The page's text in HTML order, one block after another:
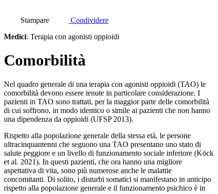
Stampare
Condividere
Medici: Terapia con agonisti oppioidi
Comorbilità
Nel quadro generale di una terapia con agonisti oppioidi (TAO) le
comorbilità devono essere tenute in particolare considerazione. I
pazienti in TAO sono trattati, per la maggior parte delle comorbilità
di cui soffrono, in modo identico o simile ai pazienti che non hanno
una dipendenza da oppioidi (UFSP 2013).
Rispetto alla popolazione generale della stessa età, le persone
ultracinquantenni che seguono una TAO presentano uno stato di
salute peggiore e un livello di funzionamento sociale inferiore (Köck
et al. 2021). In questi pazienti, che ora hanno una migliore
aspettativa di vita, sono più numerose anche le malattie
concomitanti. Di solito, i disturbi somatici si manifestano in anticipo
rispetto alla popolazione generale e il funzionamento psichico è in